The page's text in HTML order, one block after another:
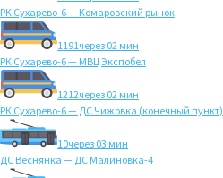
РК Сухарево-6 — Комаровский рынок
1191через 02 мин
РК Сухарево-6 — МВЦ Экспобел
1212через 02 мин
РК Сухарево-6 — ДС Чижовка (конечный пункт)
10через 03 мин
ДС Веснянка — ДС Малиновка-4